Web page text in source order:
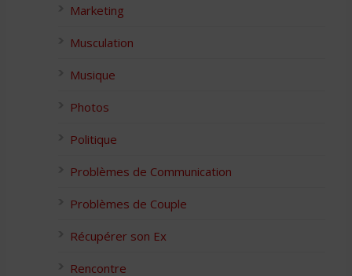
Marketing
Musculation
Musique
Photos
Politique
Problèmes de Communication
Problèmes de Couple
Récupérer son Ex
Rencontre